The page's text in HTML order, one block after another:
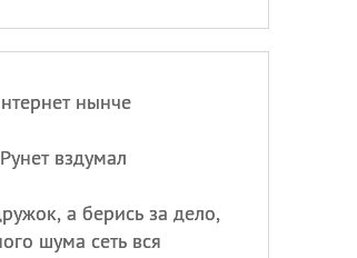
нынче
вздумал
а берись за дело,
шума сеть вся